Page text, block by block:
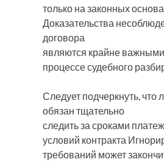
только на законных
Доказательства
договора
являются крайне
процессе судебного
Следует подчеркнуть, что
обязан тщательно
следить за сроками
условий контракта
требований может